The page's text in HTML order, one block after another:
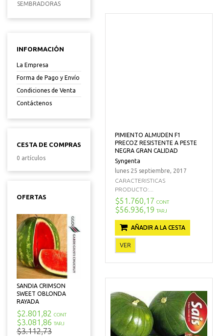
SEMBRADORAS
INFORMACIÓN
La Empresa
Forma de Pago y Envío
Condiciones de Venta
Contáctenos
CESTA DE COMPRAS
0 artículos
OFERTAS
SANDIA CRIMSON
SWEET OBLONDA
RAYADA
$2.801,82 CONT
$3.081,86 TARJ
$3.112,73
PIMIENTO ALMUDEN F1
PRECOZ RESISTENTE A PESTE
NEGRA GRAN CALIDAD
Syngenta
lunes 25 septiembre, 2017
CARACTERISTICAS
PRODUCTO:...
$51.760,17 CONT
$56.936,19 TARJ
AÑADIR A LA CESTA
VER